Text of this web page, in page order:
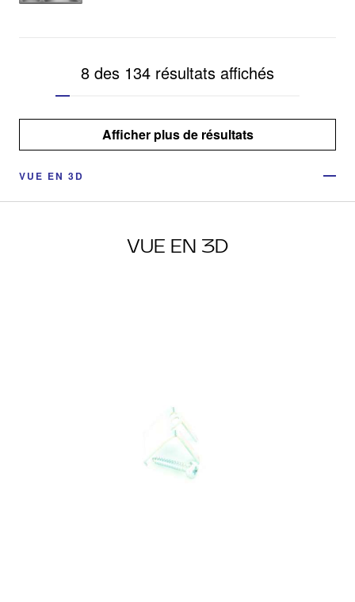
8 des 134 résultats affichés
Afficher plus de résultats
VUE EN 3D
VUE EN 3D